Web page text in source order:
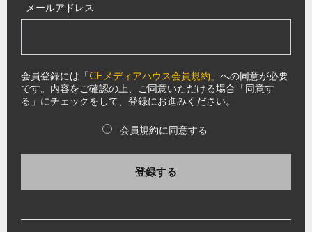
メールアドレス
会員登録には「CEメディアハウス会員規約 」への同意が必要
です。内容をご確認の上、ご同意いただける場合「同意す
る」にチェックをして、登録にお進みください。
会員規約に同意する
登録する